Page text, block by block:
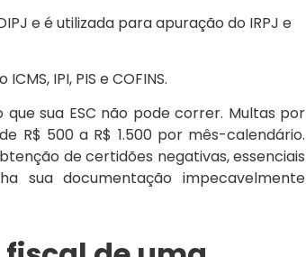
e é utilizada para apuração do IRPJ e
IPI, PIS e COFINS.
sua ESC não pode correr. Multas por
R$ 500 a R$ 1.500 por mês-calendário.
de certidões negativas, essenciais
sua documentação impecavelmente